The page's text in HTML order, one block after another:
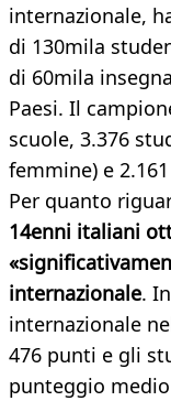
internazionale,
di 130mila
di 60mila
Paesi. Il
scuole, 3.376
femmine) e
Per quanto
14enni italiani
internazionale.
internazionale
476 punti e gli
punteggio